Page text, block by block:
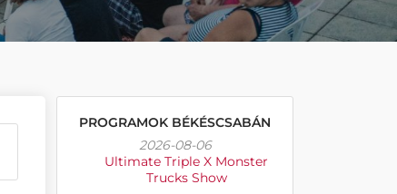
PROGRAMOK BÉKÉSCSABÁN
2026-08-06
Ultimate Triple X Monster
Trucks Show